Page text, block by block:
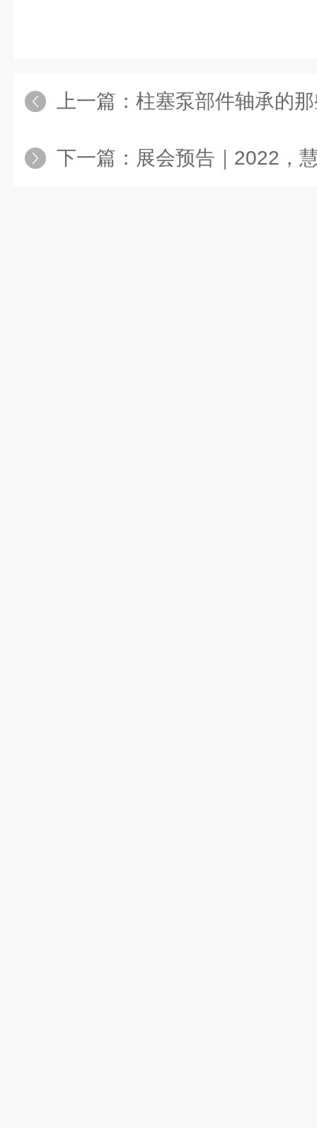
上一篇： 柱塞泵部件轴承的
下一篇： 展会预告｜2022，